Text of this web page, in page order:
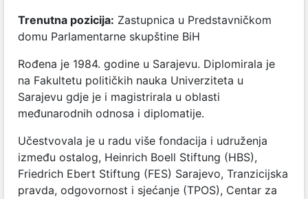
Trenutna pozicija: Zastupnica u Predstavničkom
domu Parlamentarne skupštine BiH
Rođena je 1984. godine u Sarajevu. Diplomirala je
na Fakultetu političkih nauka Univerziteta u
Sarajevu gdje je i magistrirala u oblasti
međunarodnih odnosa i diplomatije.
Učestvovala je u radu više fondacija i udruženja
između ostalog, Heinrich Boell Stiftung (HBS),
Friedrich Ebert Stiftung (FES) Sarajevo, Tranzicijska
pravda, odgovornost i sjećanje (TPOS), Centar za